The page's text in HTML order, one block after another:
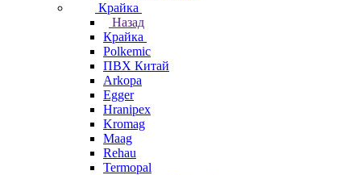
Крайка
Назад
Крайка
Polkemic
ПВХ Китай
Arkopa
Egger
Hranipex
Kromag
Maag
Rehau
Termopal